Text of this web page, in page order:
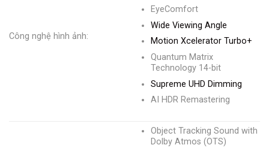
Công nghệ hình ảnh:
EyeComfort
Wide Viewing Angle
Motion Xcelerator Turbo+
Quantum Matrix
Technology 14-bit
Supreme UHD Dimming
AI HDR Remastering
Object Tracking Sound with
Dolby Atmos (OTS)